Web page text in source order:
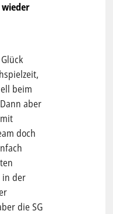
beim
aber
doch
in der
die SG